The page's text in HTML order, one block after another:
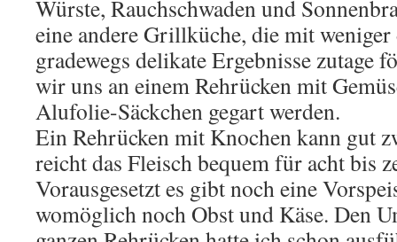
Würste, Rauchschwaden und
eine andere Grillküche, die mit
gradewegs delikate Ergebnisse zutage
wir uns an einem Rehrücken mit
Alufolie-Säckchen gegart werden.
Ein Rehrücken mit Knochen kann gut
reicht das Fleisch bequem für acht bis
Vorausgesetzt es gibt noch eine
womöglich noch Obst und Käse. Den